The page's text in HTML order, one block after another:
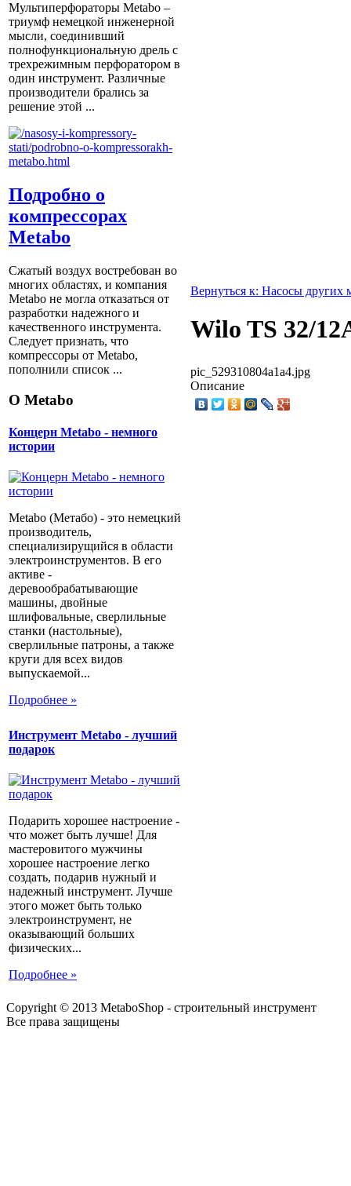
Мультиперфораторы Metabo –
триумф немецкой инженерной
мысли, соединивший
полнофункциональную дрель с
трехрежимным перфоратором в
один инструмент. Различные
производители брались за
решение этой ...
Подробно о
компрессорах
Metabo
Сжатый воздух востребован во
многих областях, и компания
Metabo не могла отказаться от
разработки надежного и
качественного инструмента.
Следует признать, что
компрессоры от Metabо,
пополнили список ...
О Metabo
Концерн Metabo - немного
истории
Metabo (Метабо) - это немецкий
производитель,
специализирущийся в области
электроинструментов. В его
активе -
деревообрабатывающие
машины, двойные
шлифовальные, сверлильные
станки (настольные),
сверлильные патроны, а также
круги для всех видов
выпускаемой...
Подробнее »
Инструмент Metabo - лучший
подарок
Подарить хорошее настроение -
что может быть лучше! Для
мастеровитого мужчины
хорошее настроение легко
создать, подарив нужный и
надежный инструмент. Лучше
этого может быть только
электроинструмент, не
оказывающий больших
физических...
Подробнее »
Вернуться к: Насосы других
Wilo TS 32/
pic_529310804a1a4.jpg
Описание
Copyright © 2013 MetaboShop - строительный инструмент
Все права защищены